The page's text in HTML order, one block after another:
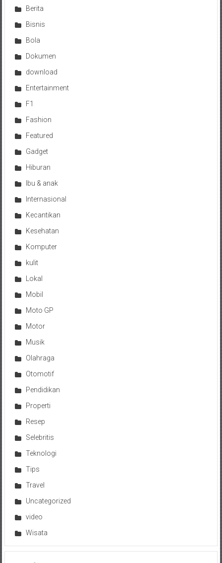
Berita
Bisnis
Bola
Dokumen
download
Entertainment
F1
Fashion
Featured
Gadget
Hiburan
Ibu & anak
Internasional
Kecantikan
Kesehatan
Komputer
kulit
Lokal
Mobil
Moto GP
Motor
Musik
Olahraga
Otomotif
Pendidikan
Properti
Resep
Selebritis
Teknologi
Tips
Travel
Uncategorized
video
Wisata